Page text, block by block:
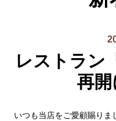
レストラン
再
いつも当店をご愛顧賜りま